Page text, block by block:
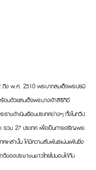
ถึง พ.ศ. 2510 พระบาทสมเด็จพระปรมิ
มด้วยสมเด็จพระนางเจ้าสิริกิติ์
ราชดำเนินเยือนประเทศต่างๆ ทั้งในทวีป
รวม 27 ประเทศ เพื่อเป็นการเจริญพระ
ศเหล่านั้น ให้มีความสัมพันธ์แน่นแฟ้นยิ่ง
ของประชาชนชาวไทยไปมอบให้กับ